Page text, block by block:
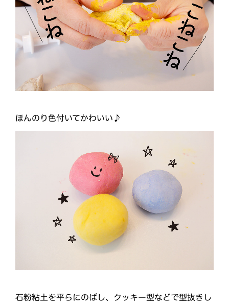
ほんのり色付いてかわいい♪
石粉粘土を平らにのばし、クッキー型などで型抜きし